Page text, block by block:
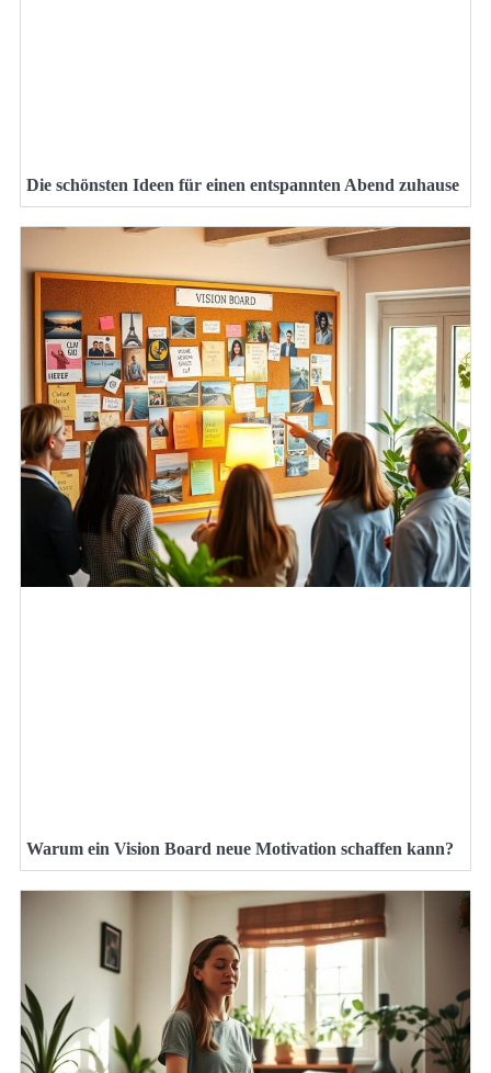
Die schönsten Ideen für einen entspannten Abend zuhause
Warum ein Vision Board neue Motivation schaffen kann?